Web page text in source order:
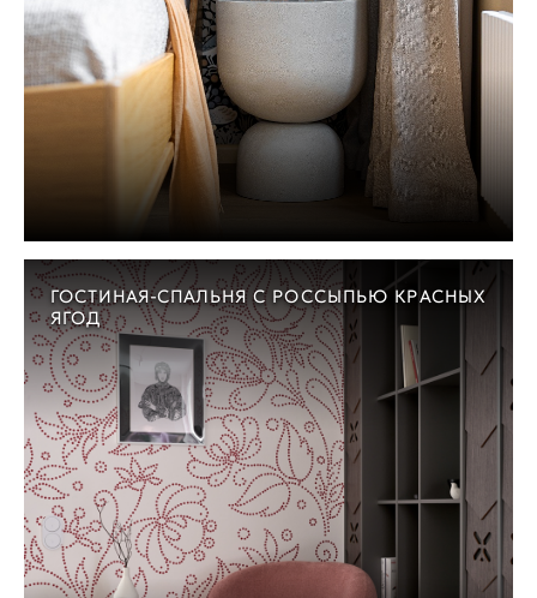
ГОСТИНАЯ-СПАЛЬНЯ С РОССЫПЬЮ КРАСНЫХ
ЯГОД